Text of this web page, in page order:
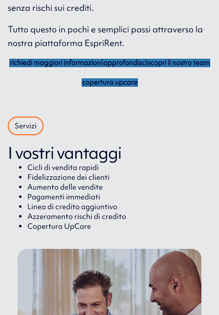
senza rischi sui crediti.
Tutto questo in pochi e semplici passi attraverso la
nostra piattaforma EspriRent.
richiedi maggiori informazioniapprofondisciscopri il nostro team
copertura upcare
Servizi
I vostri vantaggi
Cicli di vendita rapidi
Fidelizzazione dei clienti
Aumento delle vendite
Pagamenti immediati
Linea di credito aggiuntivo
Azzeramento rischi di credito
Copertura UpCare